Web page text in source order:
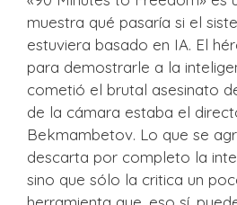
muestra qué pasaría si el
estuviera basado en IA. El
para demostrarle a la
cometió el brutal asesinato
de la cámara estaba el
Bekmambetov. Lo que se
descarta por completo la
sino que sólo la critica un